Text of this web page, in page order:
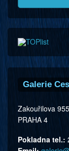
Galerie
Zakouřilova
PRAHA 4
Pokladna tel.: